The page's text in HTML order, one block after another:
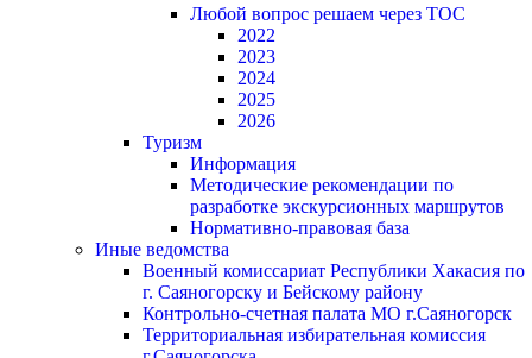
Любой вопрос решаем через ТОС
2022
2023
2024
2025
2026
Туризм
Информация
Методические рекомендации по
разработке экскурсионных маршрутов
Нормативно-правовая база
Иные ведомства
Военный комиссариат Республики Хакасия по
г. Саяногорску и Бейскому району
Контрольно-счетная палата МО г.Саяногорск
Территориальная избирательная комиссия